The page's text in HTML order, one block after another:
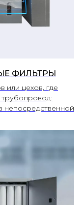
ФИЛЬТРЫ
или цехов, где
непосредственной